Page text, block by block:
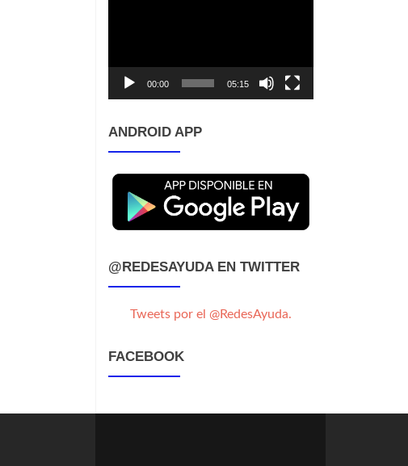
00:00 05:15
ANDROID APP
@REDESAYUDA EN TWITTER
Tweets por el @RedesAyuda.
FACEBOOK